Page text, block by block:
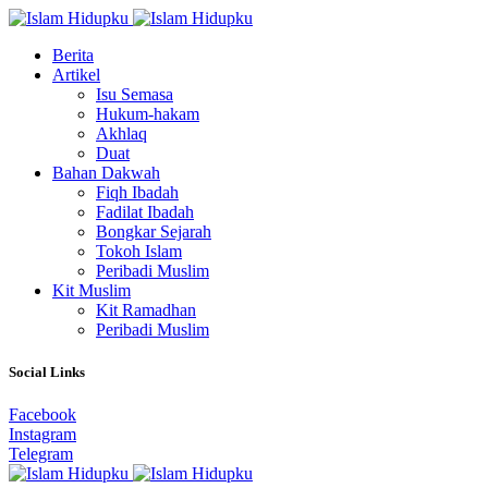
Berita
Artikel
Isu Semasa
Hukum-hakam
Akhlaq
Duat
Bahan Dakwah
Fiqh Ibadah
Fadilat Ibadah
Bongkar Sejarah
Tokoh Islam
Peribadi Muslim
Kit Muslim
Kit Ramadhan
Peribadi Muslim
Social Links
Facebook
Instagram
Telegram